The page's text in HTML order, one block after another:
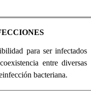
para ser infectados
entre diversas
bacteriana.